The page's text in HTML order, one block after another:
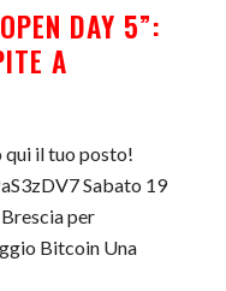
DAY 5”:
A
qui il tuo posto!
Sabato 19
per
Bitcoin Una